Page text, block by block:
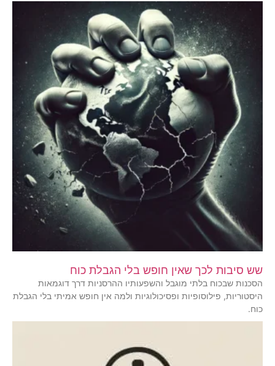
שש סיבות לכך שאין חופש בלי הגבלת כוח
הסכנות שבכוח בלתי מוגבל והשפעותיו ההרסניות דרך דוגמאות
היסטוריות, פילוסופיות ופסיכולוגיות ולמה אין חופש אמיתי בלי הגבלת
כוח.